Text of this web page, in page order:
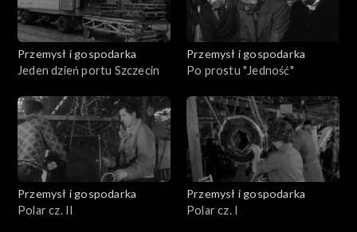
Przemysł i gospodarka
Jeden dzień portu Szczecin
Przemysł i gospodarka
Po prostu "Jedność"
Przemysł i gospodarka
Polar cz. II
Przemysł i gospodarka
Polar cz. I